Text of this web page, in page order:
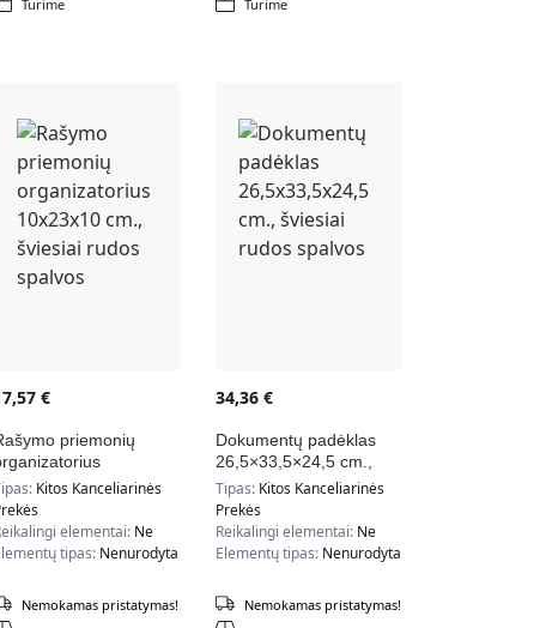
Turime Turime
€
priemonių
cm., šviesiai
spalvos
Kitos Kanceliarinės
elementai: Ne
tipas: Nenurodyta
Nemokamas pristatymas!
34,36 €
Dokumentų padėklas
26,5×33,5×24,5 cm.,
šviesiai rudos spalvos
Tipas: Kitos Kanceliarinės
Prekės
Reikalingi elementai: Ne
Elementų tipas: Nenurodyta
Nemokamas pristatymas!